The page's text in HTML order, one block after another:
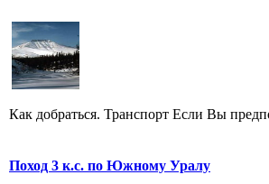
Как добраться. Транспорт Если Вы
Поход 3 к.с. по Южному Уралу